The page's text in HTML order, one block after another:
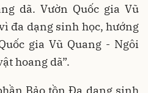
dã. Vườn Quốc gia Vũ
đa dạng sinh học, hướng
gia Vũ Quang - Ngôi
hoang dã”.